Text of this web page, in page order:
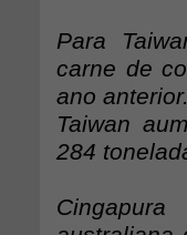
Para
carne de
ano
Taiwan
284